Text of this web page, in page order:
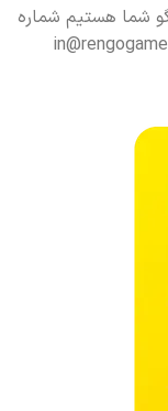
پاسخگو شما هستیم شماره